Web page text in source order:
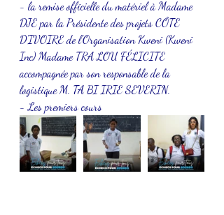
- la remise officielle du matériel à Madame
DJE par la Présidente des projets CÔTE
D'IVOIRE de l'Organisation Kweni (Kweni
Inc) Madame TRA LOU FÉLICITE
accompagnée par son responsable de la
logistique M. TA BI IRIE SEVERIN.
- Les premiers cours